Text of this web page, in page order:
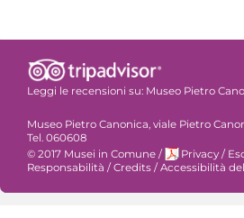
Leggi le recensioni su: Museo Pietro
Museo Pietro Canonica, viale Pietro
Tel. 060608
© 2017 Musei in Comune / Privacy /
Responsabilità / Credits / Accessibilità